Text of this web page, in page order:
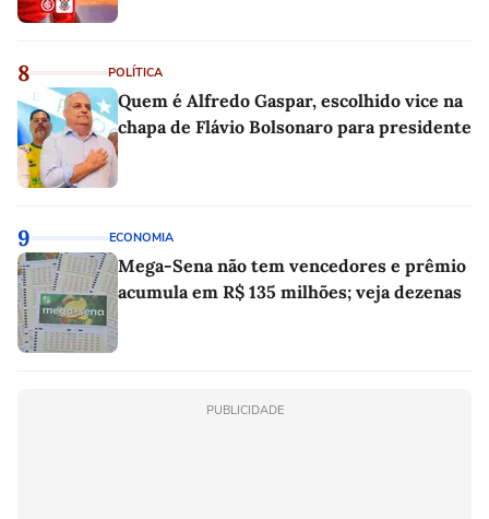
8 POLÍTICA
Quem é Alfredo Gaspar, escolhido vice na
chapa de Flávio Bolsonaro para presidente
9 ECONOMIA
Mega-Sena não tem vencedores e prêmio
acumula em R$ 135 milhões; veja dezenas
PUBLICIDADE